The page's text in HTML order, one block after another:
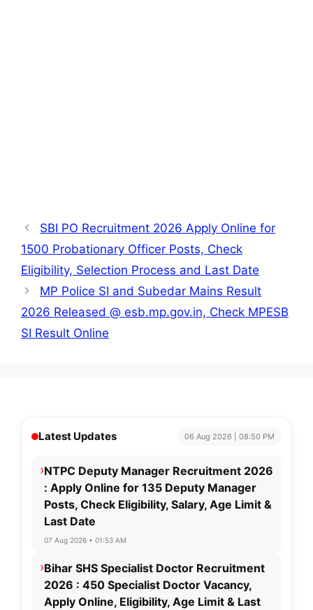
SBI PO Recruitment 2026 Apply Online for
1500 Probationary Officer Posts, Check
Eligibility, Selection Process and Last Date
MP Police SI and Subedar Mains Result
2026 Released @ esb.mp.gov.in, Check MPESB
SI Result Online
Latest Updates 06 Aug 2026 | 08:50 PM
›NTPC Deputy Manager Recruitment 2026
: Apply Online for 135 Deputy Manager
Posts, Check Eligibility, Salary, Age Limit &
Last Date
07 Aug 2026 • 01:53 AM
›Bihar SHS Specialist Doctor Recruitment
2026 : 450 Specialist Doctor Vacancy,
Apply Online, Eligibility, Age Limit & Last